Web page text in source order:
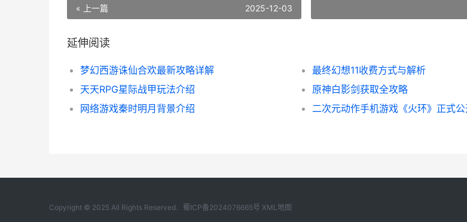
« 上一篇 2025-12-03
延伸阅读
梦幻西游诛仙合欢最新攻略详解
最终幻想11收费方式与解析
天天RPG星际战甲玩法介绍
原神白影剑获取全攻略
网络游戏秦时明月背景介绍
Copyright © 2025 All Rights Reserved. 蜀ICP备2024076665号 XML地图